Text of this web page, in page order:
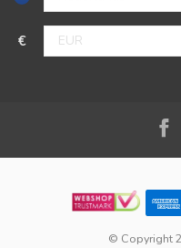
€
© Copyright